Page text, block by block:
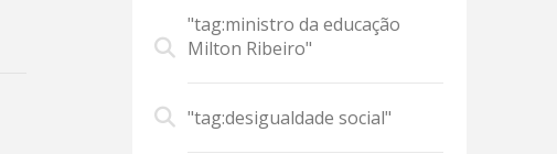
"tag:ministro da educação
Milton Ribeiro"
"tag:desigualdade social"